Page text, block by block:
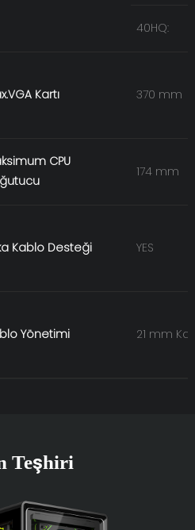
40HQ:
Kartı 370 mm
CPU
174 mm
Kablo Desteği YES
Yönetimi 21 mm
Teşhiri